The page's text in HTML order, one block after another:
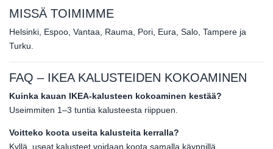
MISSÄ TOIMIMME
Helsinki, Espoo, Vantaa, Rauma, Pori, Eura, Salo, Tampere ja
Turku.
FAQ – IKEA KALUSTEIDEN KOKOAMINEN
Kuinka kauan IKEA-kalusteen kokoaminen kestää?
Useimmiten 1–3 tuntia kalusteesta riippuen.
Voitteko koota useita kalusteita kerralla?
Kyllä, useat kalusteet voidaan koota samalla käynnillä.